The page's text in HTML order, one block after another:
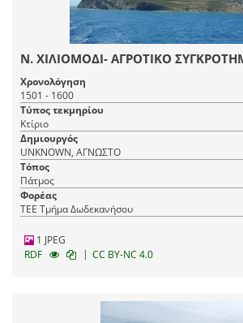
Ν. ΧΙΛΙΟΜΟΔΙ- ΑΓΡΟΤΙΚΟ
Χρονολόγηση
1501 - 1600
Τύπος τεκμηρίου
Κτίριο
Δημιουργός
UNKNOWN, ΑΓΝΩΣΤΟ
Τόπος
Πάτμος
Φορέας
ΤΕΕ Τμήμα Δωδεκανήσου
1 JPEG
RDF
| CC BY-NC 4.0